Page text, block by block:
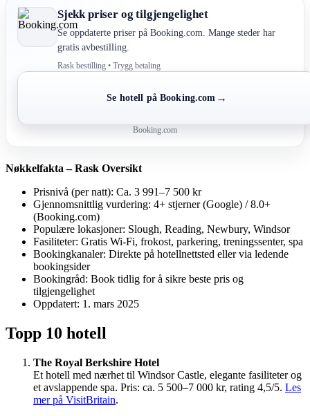
Sjekk priser og tilgjengelighet
Se oppdaterte priser på Booking.com. Mange steder har
gratis avbestilling.
Rask bestilling • Trygg betaling
Se hotell på Booking.com →
Booking.com
Nøkkelfakta – Rask Oversikt
Prisnivå (per natt): Ca. 3 991–7 500 kr
Gjennomsnittlig vurdering: 4+ stjerner (Google) / 8.0+
(Booking.com)
Populære lokasjoner: Slough, Reading, Newbury, Windsor
Fasiliteter: Gratis Wi-Fi, frokost, parkering, treningssenter, spa
Bookingkanaler: Direkte på hotellnettsted eller via ledende
bookingsider
Bookingråd: Book tidlig for å sikre beste pris og
tilgjengelighet
Oppdatert: 1. mars 2025
Topp 10 hotell
The Royal Berkshire Hotel
Et hotell med nærhet til Windsor Castle, elegante fasiliteter og
et avslappende spa. Pris: ca. 5 500–7 000 kr, rating 4,5/5. Les
mer på VisitBritain.